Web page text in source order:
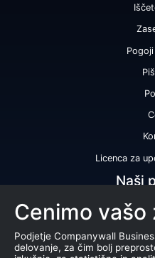
Licenca za
Naši
Certifikat
Cenimo
Podjetje Companywall
delovanje, za čim bolj